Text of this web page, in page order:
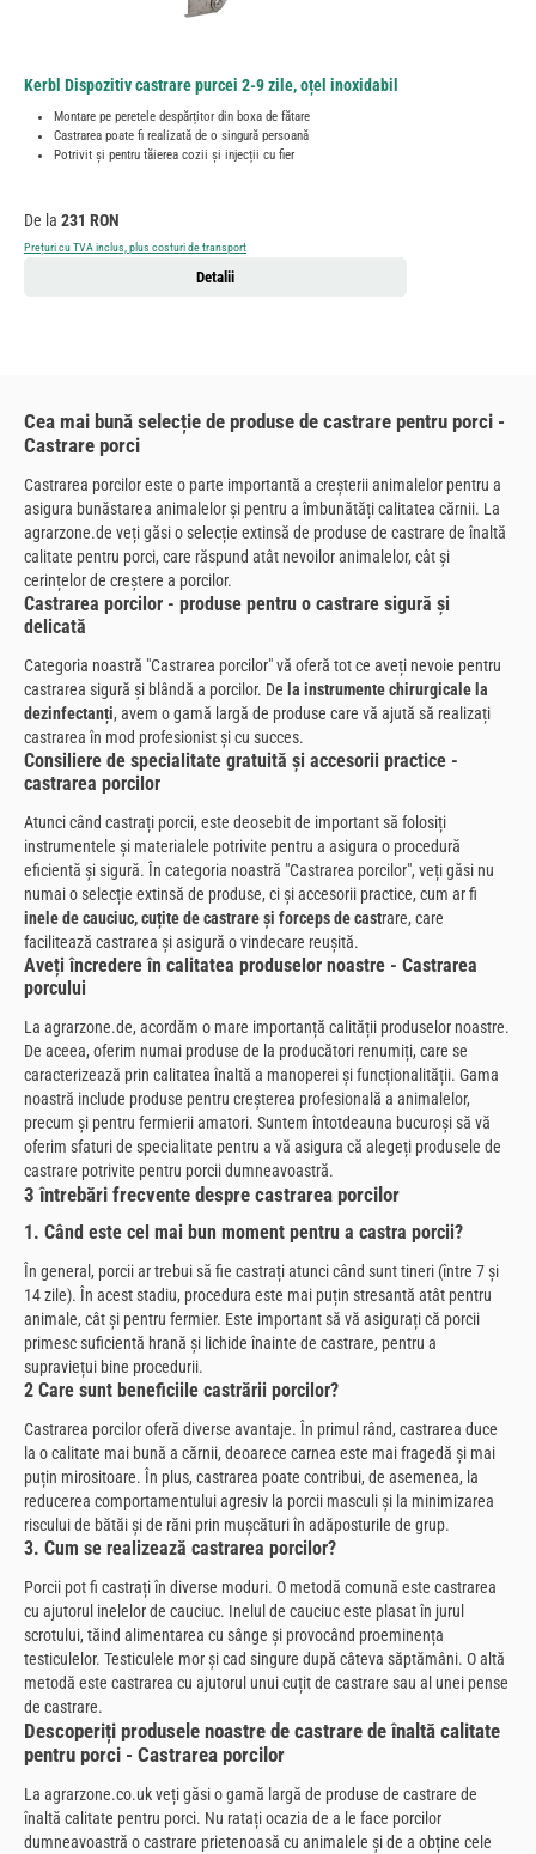
Kerbl Dispozitiv castrare purcei 2-9 zile, oțel inoxidabil
Montare pe peretele despărțitor din boxa de fătare
Castrarea poate fi realizată de o singură persoană
Potrivit și pentru tăierea cozii și injecții cu fier
Preț obișnuit:
De la 231 RON
Prețuri cu TVA inclus, plus costuri de transport
Detalii
Cea mai bună selecție de produse de castrare pentru porci -
Castrare porci
Castrarea porcilor este o parte importantă a creșterii animalelor pentru a
asigura bunăstarea animalelor și pentru a îmbunătăți calitatea cărnii. La
agrarzone.de veți găsi o selecție extinsă de produse de castrare de înaltă
calitate pentru porci, care răspund atât nevoilor animalelor, cât și
cerințelor de creștere a porcilor.
Castrarea porcilor - produse pentru o castrare sigură și
delicată
Categoria noastră "Castrarea porcilor" vă oferă tot ce aveți nevoie pentru
castrarea sigură și blândă a porcilor. De la instrumente chirurgicale la
dezinfectanți, avem o gamă largă de produse care vă ajută să realizați
castrarea în mod profesionist și cu succes.
Consiliere de specialitate gratuită și accesorii practice -
castrarea porcilor
Atunci când castrați porcii, este deosebit de important să folosiți
instrumentele și materialele potrivite pentru a asigura o procedură
eficientă și sigură. În categoria noastră "Castrarea porcilor", veți găsi nu
numai o selecție extinsă de produse, ci și accesorii practice, cum ar fi
inele de cauciuc, cuțite de castrare și forceps de castrare, care
facilitează castrarea și asigură o vindecare reușită.
Aveți încredere în calitatea produselor noastre - Castrarea
porcului
La agrarzone.de, acordăm o mare importanță calității produselor noastre.
De aceea, oferim numai produse de la producători renumiți, care se
caracterizează prin calitatea înaltă a manoperei și funcționalității. Gama
noastră include produse pentru creșterea profesională a animalelor,
precum și pentru fermierii amatori. Suntem întotdeauna bucuroși să vă
oferim sfaturi de specialitate pentru a vă asigura că alegeți produsele de
castrare potrivite pentru porcii dumneavoastră.
3 întrebări frecvente despre castrarea porcilor
1. Când este cel mai bun moment pentru a castra porcii?
În general, porcii ar trebui să fie castrați atunci când sunt tineri (între 7 și
14 zile). În acest stadiu, procedura este mai puțin stresantă atât pentru
animale, cât și pentru fermier. Este important să vă asigurați că porcii
primesc suficientă hrană și lichide înainte de castrare, pentru a
supraviețui bine procedurii.
2 Care sunt beneficiile castrării porcilor?
Castrarea porcilor oferă diverse avantaje. În primul rând, castrarea duce
la o calitate mai bună a cărnii, deoarece carnea este mai fragedă și mai
puțin mirositoare. În plus, castrarea poate contribui, de asemenea, la
reducerea comportamentului agresiv la porcii masculi și la minimizarea
riscului de bătăi și de răni prin mușcături în adăposturile de grup.
3. Cum se realizează castrarea porcilor?
Porcii pot fi castrați în diverse moduri. O metodă comună este castrarea
cu ajutorul inelelor de cauciuc. Inelul de cauciuc este plasat în jurul
scrotului, tăind alimentarea cu sânge și provocând proeminența
testiculelor. Testiculele mor și cad singure după câteva săptămâni. O altă
metodă este castrarea cu ajutorul unui cuțit de castrare sau al unei pense
de castrare.
Descoperiți produsele noastre de castrare de înaltă calitate
pentru porci - Castrarea porcilor
La agrarzone.co.uk veți găsi o gamă largă de produse de castrare de
înaltă calitate pentru porci. Nu ratați ocazia de a le face porcilor
dumneavoastră o castrare prietenoasă cu animalele și de a obține cele